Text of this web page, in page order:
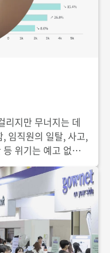
리지만 무너지는 데
임직원의 일탈, 사고,
위기는 예고 없이
떻게 소통하느냐에
수도 있고